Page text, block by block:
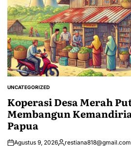
POSTED
UNCATEGORIZED
Koperasi Desa Merah
Membangun
Papua
Agustus 9, 2026 restiana818@gmail.com